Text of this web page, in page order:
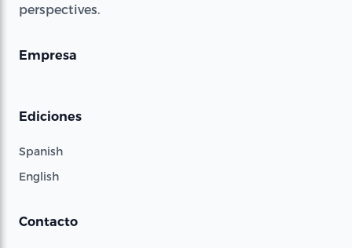
perspectives.
Empresa
Ediciones
Spanish
English
Contacto